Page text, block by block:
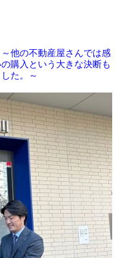
他の不動産屋さんでは感
購入という大きな決断も
た。～